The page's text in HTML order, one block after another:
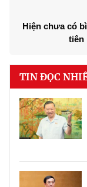
Hiện chưa có
tiên
TIN ĐỌC